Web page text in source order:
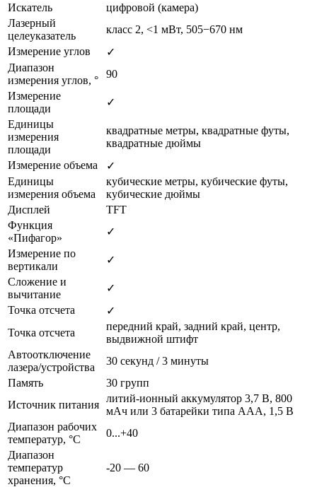
Искатель
цифровой (камера)
Лазерный
целеуказатель
класс 2, <1 мВт, 505−670 нм
Измерение углов
✓
Диапазон
измерения углов, °
90
Измерение
площади
✓
Единицы
измерения
площади
квадратные метры, квадратные футы,
квадратные дюймы
Измерение объема
✓
Единицы
измерения объема
кубические метры, кубические футы,
кубические дюймы
Дисплей
TFT
Функция
«Пифагор»
✓
Измерение по
вертикали
✓
Сложение и
вычитание
✓
Точка отсчета
✓
Точка отсчета
передний край, задний край, центр,
выдвижной штифт
Автоотключение
лазера/устройства
30 секунд / 3 минуты
Память
30 групп
Источник питания
литий-ионный аккумулятор 3,7 В, 800
мАч или 3 батарейки типа ААА, 1,5 В
Диапазон рабочих
температур, °С
0...+40
Диапазон
температур
хранения, °C
-20 — 60